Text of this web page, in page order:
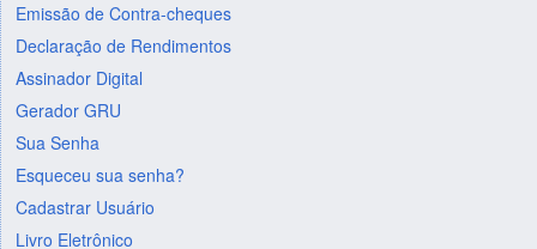
Emissão de Contra-cheques
Declaração de Rendimentos
Assinador Digital
Gerador GRU
Sua Senha
Esqueceu sua senha?
Cadastrar Usuário
Livro Eletrônico